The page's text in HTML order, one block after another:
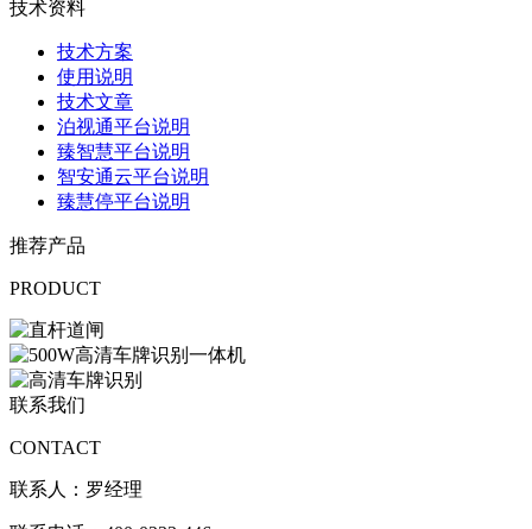
技术资料
技术方案
使用说明
技术文章
泊视通平台说明
臻智慧平台说明
智安通云平台说明
臻慧停平台说明
推荐产品
PRODUCT
联系我们
CONTACT
联系人：罗经理